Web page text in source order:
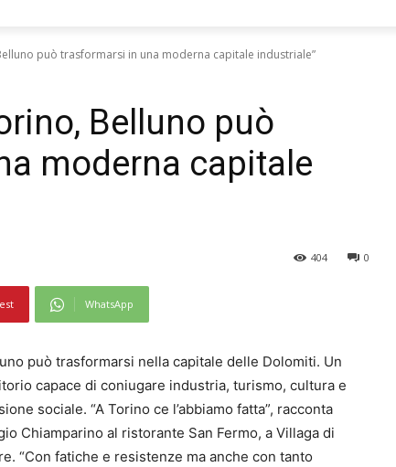
può trasformarsi in una moderna capitale industriale”
Belluno può
moderna capitale
0
404
WhatsApp
può trasformarsi nella capitale delle Dolomiti. Un
capace di coniugare industria, turismo, cultura e
sociale. “A Torino ce l’abbiamo fatta”, racconta
Chiamparino al ristorante San Fermo, a Villaga di
“Con fatiche e resistenze ma anche con tanto